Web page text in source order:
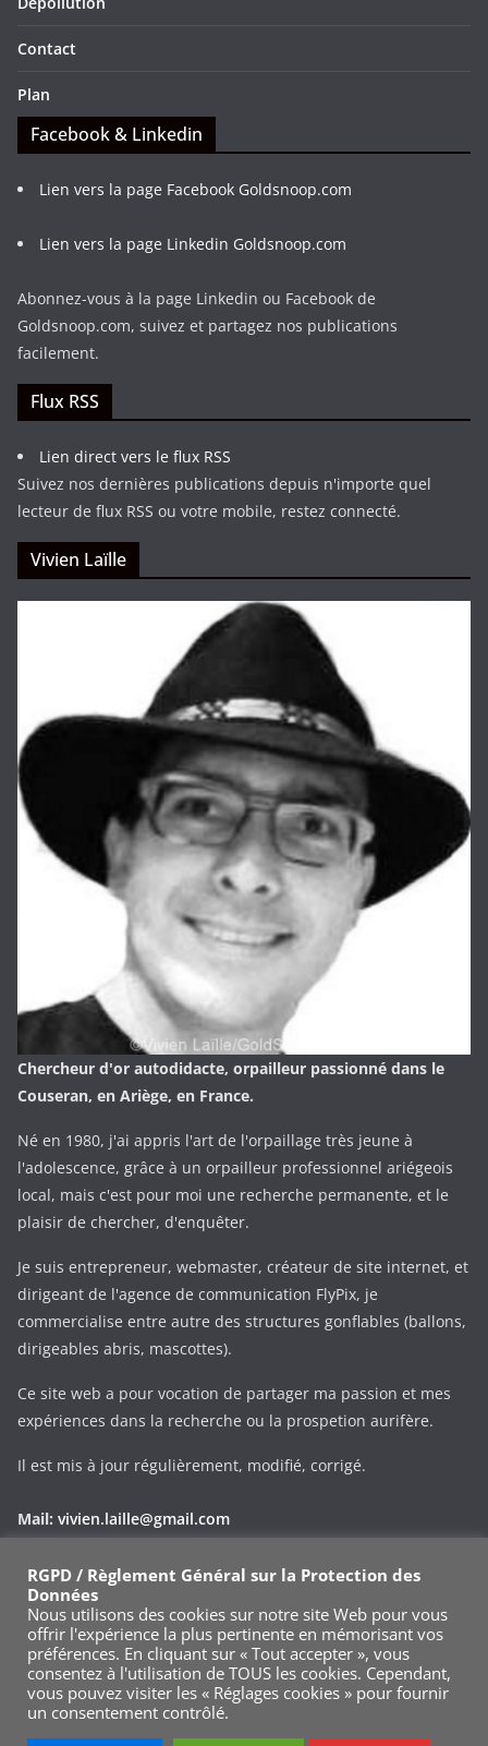
Contact
Plan
Facebook & Linkedin
Lien vers la page Facebook Goldsnoop.com
Lien vers la page Linkedin Goldsnoop.com
Abonnez-vous à la page Linkedin ou Facebook de
Goldsnoop.com, suivez et partagez nos publications
facilement.
Flux RSS
Lien direct vers le flux RSS
Suivez nos dernières publications depuis n'importe quel
lecteur de flux RSS ou votre mobile, restez connecté.
Vivien Laïlle
Chercheur d'or autodidacte, orpailleur passionné dans le
Couseran, en Ariège, en France.
Né en 1980, j'ai appris l'art de l'orpaillage très jeune à
l'adolescence, grâce à un orpailleur professionnel ariégeois
local, mais c'est pour moi une recherche permanente, et le
plaisir de chercher, d'enquêter.
Je suis entrepreneur, webmaster, créateur de site internet, et
dirigeant de l'agence de communication FlyPix, je
commercialise entre autre des structures gonflables (ballons,
dirigeables abris, mascottes).
Ce site web a pour vocation de partager ma passion et mes
expériences dans la recherche ou la prospetion aurifère.
Il est mis à jour régulièrement, modifié, corrigé.
Mail: vivien.laille@gmail.com
Phone: +33 (0)695343545
Via le formulaire de contact
Copyright © 2026 Goldsnoop.com. Tous droits réservés.
RGPD / Règlement Général sur la Protection des
Données
Nous utilisons des cookies sur notre site Web pour vous
offrir l'expérience la plus pertinente en mémorisant vos
préférences. En cliquant sur « Tout accepter », vous
consentez à l'utilisation de TOUS les cookies. Cependant,
vous pouvez visiter les « Réglages cookies » pour fournir
un consentement contrôlé.